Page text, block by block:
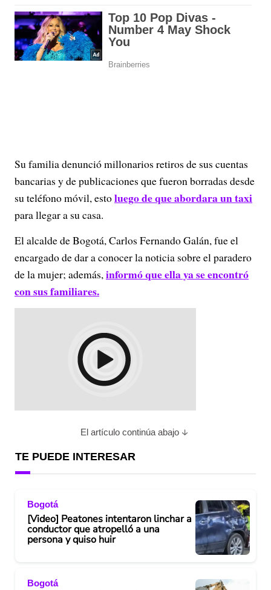
Su familia denunció millonarios retiros de sus cuentas
bancarias y de publicaciones que fueron borradas desde
su teléfono móvil, estoluego de que abordara un taxi
para llegar a su casa.
El alcalde de Bogotá, Carlos Fernando Galán, fue el
encargado de dar a conocer la noticia sobre el paradero
de la mujer; además,informó que ella ya se encontró
con sus familiares.
El artículo continúa abajo
TE PUEDE INTERESAR
Bogotá
[Video] Peatones intentaron linchar a
conductor que atropelló a una
persona y quiso huir
Bogotá